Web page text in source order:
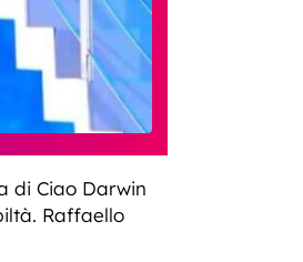
di Ciao Darwin
Raffaello